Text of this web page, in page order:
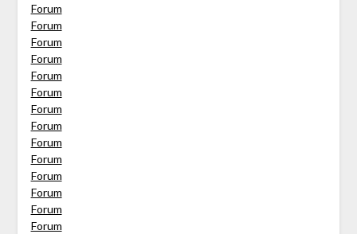
Forum
Forum
Forum
Forum
Forum
Forum
Forum
Forum
Forum
Forum
Forum
Forum
Forum
Forum